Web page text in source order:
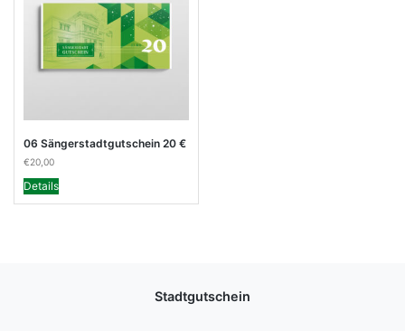
06 Sängerstadtgutschein 20 €
€20,00
Details
Stadtgutschein